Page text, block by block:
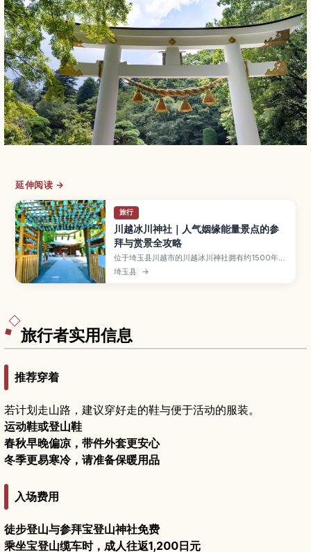
延伸阅读 →
旅行
川越冰川神社｜人气姻缘能量景点的参
拜与赏景全攻略
位于埼玉县川越市的川越冰川神社拥有约1500年历
史，以祈求姻缘、恋爱顺利和家庭和睦的能量景点
而闻名。境内有结缘石、绘马、季节限定的风铃回
埼玉县 →
旅行者实用信息
推荐穿着
若计划走山路，建议穿好走的鞋与便于活动的服装。
运动鞋或登山鞋
春秋早晚偏凉，带件外套更安心
冬季更易寒冷，请准备保暖用品
入场费用
徒步登山与参拜宝登山神社免费
乘坐宝登山缆车时，成人往返1,200日元